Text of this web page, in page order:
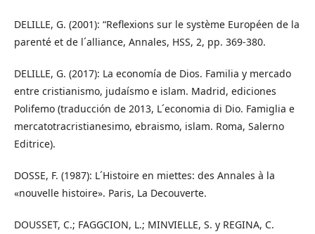
DELILLE, G. (2001): “Reflexions sur le système Européen de la
parenté et de l´alliance, Annales, HSS, 2, pp. 369-380.
DELILLE, G. (2017): La economía de Dios. Familia y mercado
entre cristianismo, judaísmo e islam. Madrid, ediciones
Polifemo (traducción de 2013, L´economia di Dio. Famiglia e
mercatotracristianesimo, ebraismo, islam. Roma, Salerno
Editrice).
DOSSE, F. (1987): L´Histoire en miettes: des Annales à la
«nouvelle histoire». Paris, La Decouverte.
DOUSSET, C.; FAGGCION, L.; MINVIELLE, S. y REGINA, C.